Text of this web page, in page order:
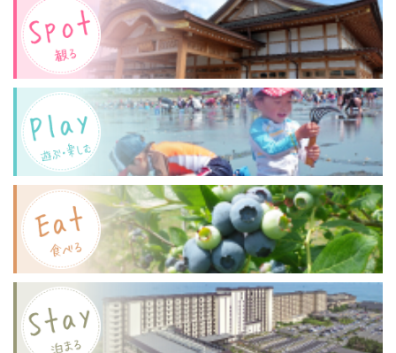
ン
コ
ン
令
和
年
14
日
（土）
開
催！
（土）
開
催】
木
更
津
ナ
チ
ュ
ラ
ル
バ
ル
＋